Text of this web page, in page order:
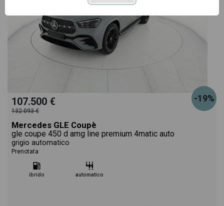
-19%
107.500 €
132.093 €
Mercedes GLE Coupè
gle coupe 450 d amg line premium 4matic auto
grigio automatico
Prenotata
ibrido automatico